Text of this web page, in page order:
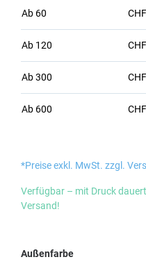
Ab 60
Ab 120
Ab300
Ab 600
*Preise exkl. MwSt. zzgl.
Verfügbar – mit Druck
Versand!
Außenfarbeauswählen